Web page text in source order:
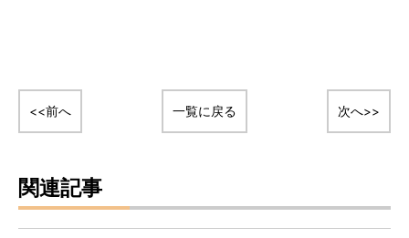
<<前へ 一覧に戻る 次へ>>
関連記事